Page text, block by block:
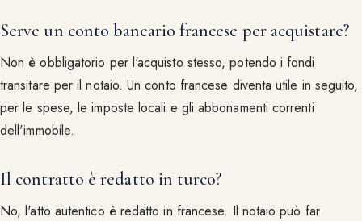
Serve un conto bancario francese per acquistare?
Non è obbligatorio per l'acquisto stesso, potendo i fondi
transitare per il notaio. Un conto francese diventa utile in seguito,
per le spese, le imposte locali e gli abbonamenti correnti
dell'immobile.
Il contratto è redatto in turco?
No, l'atto autentico è redatto in francese. Il notaio può far